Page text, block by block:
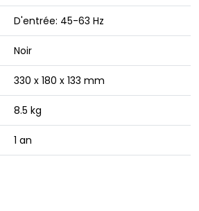
D'entrée: 45-63 Hz
Noir
330 x 180 x 133 mm
8.5 kg
1 an